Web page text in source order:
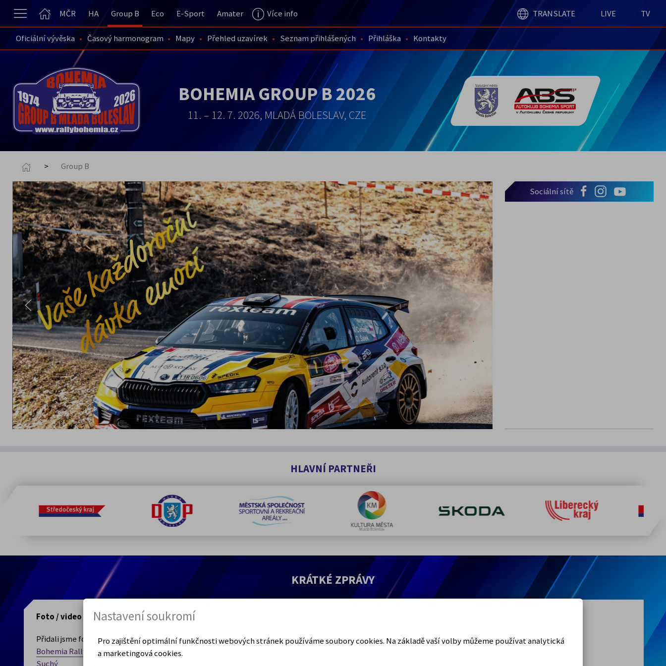
MČR HA Group B Eco E-Sport Amater Více info TRANSLATE LIVE TV
Oficiální vývěska Časový harmonogram Mapy Přehled uzavírek Seznam přihlášených Přihláška Kontakty
BOHEMIA GROUP B 2026
11. – 12. 7. 2026, MLADÁ BOLESLAV, CZE
Group B
K DISPOZICI JE OFICIÁLNÍ PROGRAM BOHEMIA RALLY
2026
Sociální sítě
HLAVNÍ PARTNEŘI
KRÁTKÉ ZPRÁVY
Foto / video
Přidali jsme fotogalerii:
Bohemia Rally 2026, sobota 11. 7. – foto Eda
Suchý
Nastavení soukromí
Pro zajištění optimální funkčnosti webových stránek používáme soubory cookies. Na základě vaší volby můžeme používat analytická
a marketingová cookies.